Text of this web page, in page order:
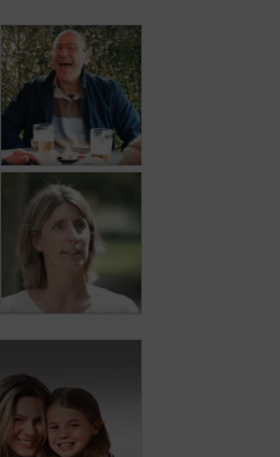
Facteurs
déclenchants et
de risque
migraine et
maux de tête
Jean, 58 ans,
profite de la vie
malgré les
patients atteints
de lymphome:
Pr Virginie De